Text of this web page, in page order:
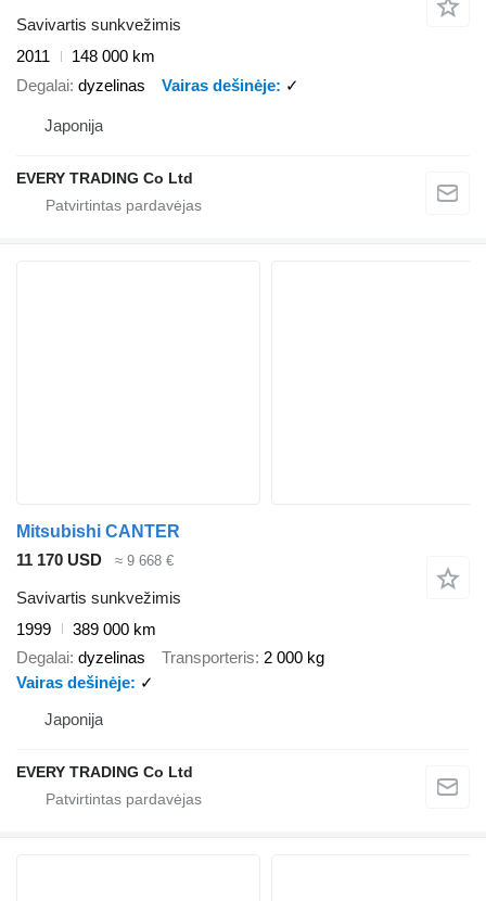
Savivartis sunkvežimis
2011
148 000 km
Degalai dyzelinas Vairas dešinėje ✓
Japonija
EVERY TRADING Co Ltd
Mitsubishi CANTER
11 170 USD
≈ 9 668 €
Savivartis sunkvežimis
1999
389 000 km
Degalai dyzelinas Transporteris 2 000 kg
Vairas dešinėje
✓
Japonija
EVERY TRADING Co Ltd